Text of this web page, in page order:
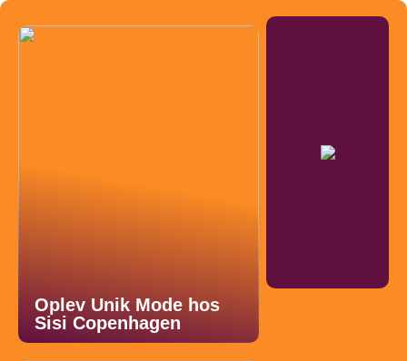
Oplev Unik Mode hos
Sisi Copenhagen